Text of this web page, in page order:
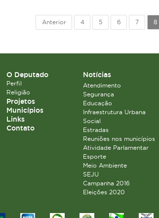
Anterior 4 5 6 7 8
O Deputado
Perfil
Religião
Projetos
Municípios
Links
Contato
Notícias
Atendimento
Segurança
Educação
Infraestrutura Urbana
Social
Estradas
Reuniões nos municípios
Atividade Parlamentar
Esporte
Meio Ambiente
SEJU
Campanha 2016
Eleições 2020